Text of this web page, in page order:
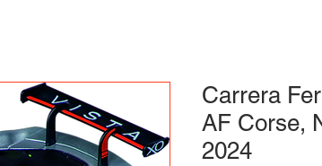
Carrera
AF Corse,
2024